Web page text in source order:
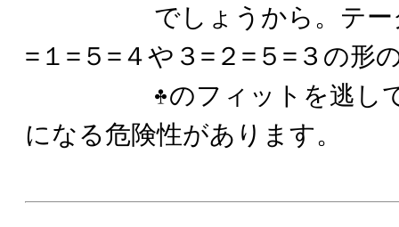
でしょうから。テーク
=１=５=４や３=２=５=３の形
のフィットを逃し
になる危険性があります。